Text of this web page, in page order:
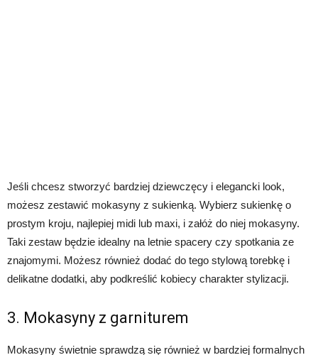
Jeśli chcesz stworzyć bardziej dziewczęcy i elegancki look,
możesz zestawić mokasyny z sukienką. Wybierz sukienkę o
prostym kroju, najlepiej midi lub maxi, i załóż do niej mokasyny.
Taki zestaw będzie idealny na letnie spacery czy spotkania ze
znajomymi. Możesz również dodać do tego stylową torebkę i
delikatne dodatki, aby podkreślić kobiecy charakter stylizacji.
3. Mokasyny z garniturem
Mokasyny świetnie sprawdzą się również w bardziej formalnych